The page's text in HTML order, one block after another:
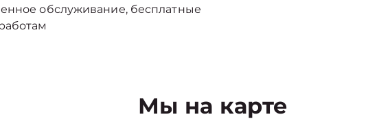
обслуживание, бесплатные
Мы на карте